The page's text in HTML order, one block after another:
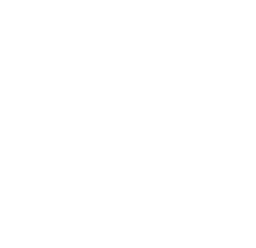
en toertochten, waarbij de
rit.